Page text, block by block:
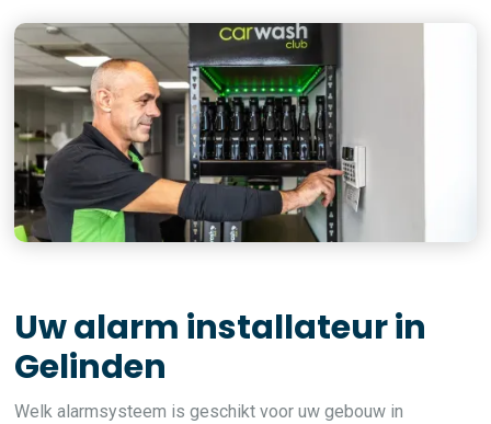
Uw alarm installateur in
Gelinden
Welk alarmsysteem is geschikt voor uw gebouw in